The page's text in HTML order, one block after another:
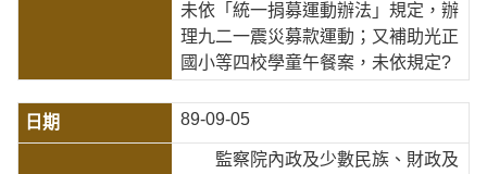
未依「統一捐募運動辦法」規定，辦
理九二一震災募款運動；又補助光正
國小等四校學童午餐案，未依規定?
89-09-05
監察院內政及少數民族、財政及